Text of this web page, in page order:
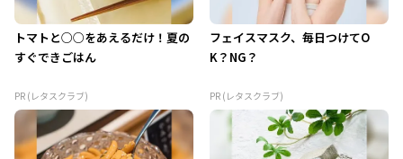
トマトと○○をあえるだけ！夏の
すぐできごはん
PR (レタスクラブ)
フェイスマスク、毎日つけてO
K？NG？
PR (レタスクラブ)